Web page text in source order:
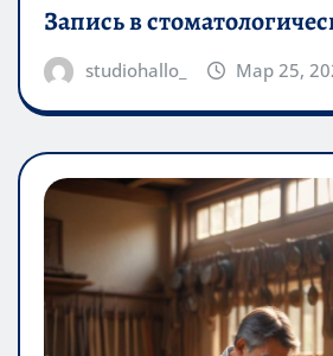
Запись в
studiohallo_ Мар 25,